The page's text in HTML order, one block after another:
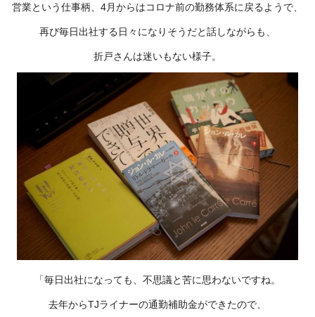
営業という仕事柄、4月からはコロナ前の勤務体系に戻るようで、
再び毎日出社する日々になりそうだと話しながらも、
折戸さんは迷いもない様子。
「毎日出社になっても、不思議と苦に思わないですね。
去年からTJライナーの通勤補助金ができたので、